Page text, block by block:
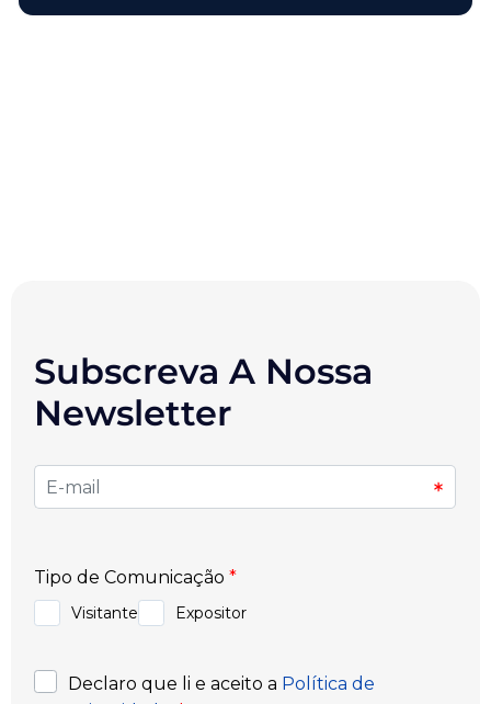
Subscreva A Nossa
Newsletter